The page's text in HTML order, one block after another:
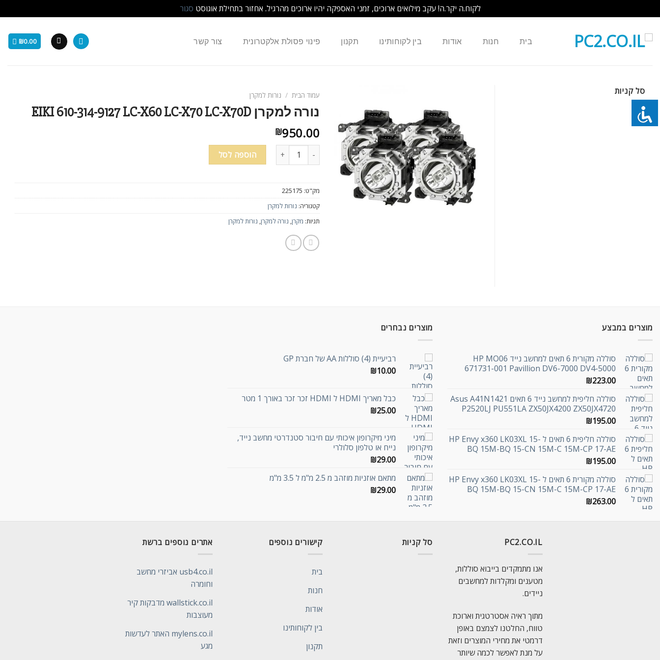
לקוח.ה יקר.ה! עקב מילואים ארוכים, זמני האספקה יהיו ארוכים מהרגיל. אחזור בתחילת אוגוסט סגור
content
בית חנות אודות בין לקוחותינו תקנון פינוי פסולת אלקטרונית צור קשר ₪0.00
סל קניות עמוד הבית / נורות למקרן
נורה למקרן EIKI 610-314-9127 LC-X60 LC-X70 LC-X70D
₪950.00
הוספה לסל
מק"ט: 225175
קטגוריה: נורות למקרן
תגיות: מקרן, נורה למקרן, נורות למקרן
מוצרים במבצע
סוללה מקורית 6 תאים למחשב נייד HP MO06
671731-001 Pavillion DV6-7000 DV4-5000
₪223.00
סוללה חליפית למחשב נייד 6 תאים Asus A41N1421
P2520LJ PU551LA ZX50JX4200 ZX50JX4720
₪195.00
סוללה חליפית 6 תאים ל HP Envy x360 LK03XL 15-
BQ 15M-BQ 15-CN 15M-C 15M-CP 17-AE
₪195.00
סוללה מקורית 6 תאים ל HP Envy x360 LK03XL 15-
BQ 15M-BQ 15-CN 15M-C 15M-CP 17-AE
₪263.00
מוצרים נבחרים
רביעיית (4) סוללות AA של חברת GP
₪10.00
כבל מאריך HDMI ל HDMI זכר זכר באורך 1 מטר
₪25.00
מיני מיקרופון איכותי עם חיבור סטנדרטי מחשב נייד,
נייח או טלפון סלולרי
₪29.00
מתאם אוזניות מוזהב מ 2.5 מ"מ ל 3.5 מ"מ
₪29.00
PC2.CO.IL
אנו מתמקדים בייבוא סוללות,
מטענים ומקלדות למחשבים
ניידים.
מתוך ראיה אסטרטגית וארוכת
טווח, החלטנו לצמצם באופן
דרמטי את מחירי המוצרים וזאת
על מנת לאפשר לכמה שיותר
סל קניות קישורים נוספים
בית
חנות
אודות
בין לקוחותינו
תקנון
אתרים נוספים ברשת
usb4.co.il אביזרי מחשב
וחומרה
wallstick.co.il מדבקות קיר
מעוצבות
mylens.co.il האתר לעדשות
מגע